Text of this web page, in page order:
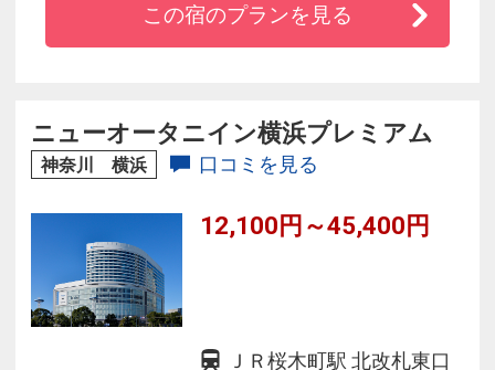
ズに合わせたサービスを提供しています。
この宿のプランを見る
ニューオータニイン横浜プレミアム
神奈川 横浜 口コミを見る
12,100円～45,400円
ＪＲ桜木町駅 北改札東口